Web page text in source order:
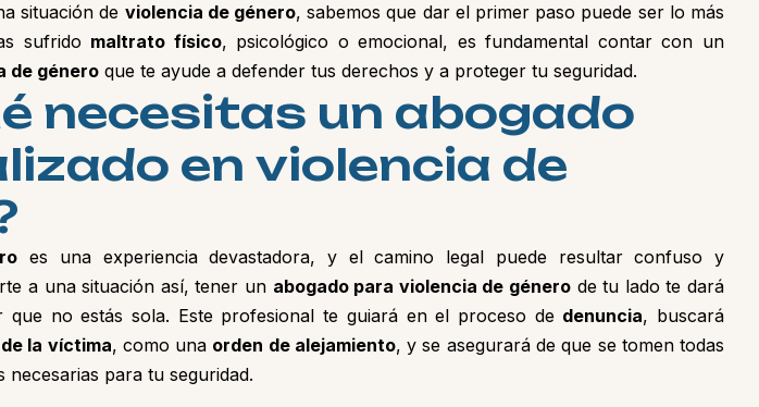
situación de violencia de género, sabemos que dar el primer paso puede ser lo más
sufrido maltrato físico, psicológico o emocional, es fundamental contar con un
de género que te ayude a defender tus derechos y a proteger tu seguridad.
é necesitas un abogado
lizado en violencia de
es una experiencia devastadora, y el camino legal puede resultar confuso y
a una situación así, tener un abogado para violencia de género de tu lado te dará
que no estás sola. Este profesional te guiará en el proceso de denuncia, buscará
la víctima, como una orden de alejamiento, y se asegurará de que se tomen todas
necesarias para tu seguridad.